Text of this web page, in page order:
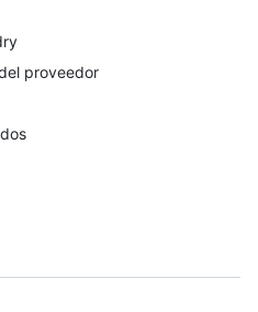
proveedor